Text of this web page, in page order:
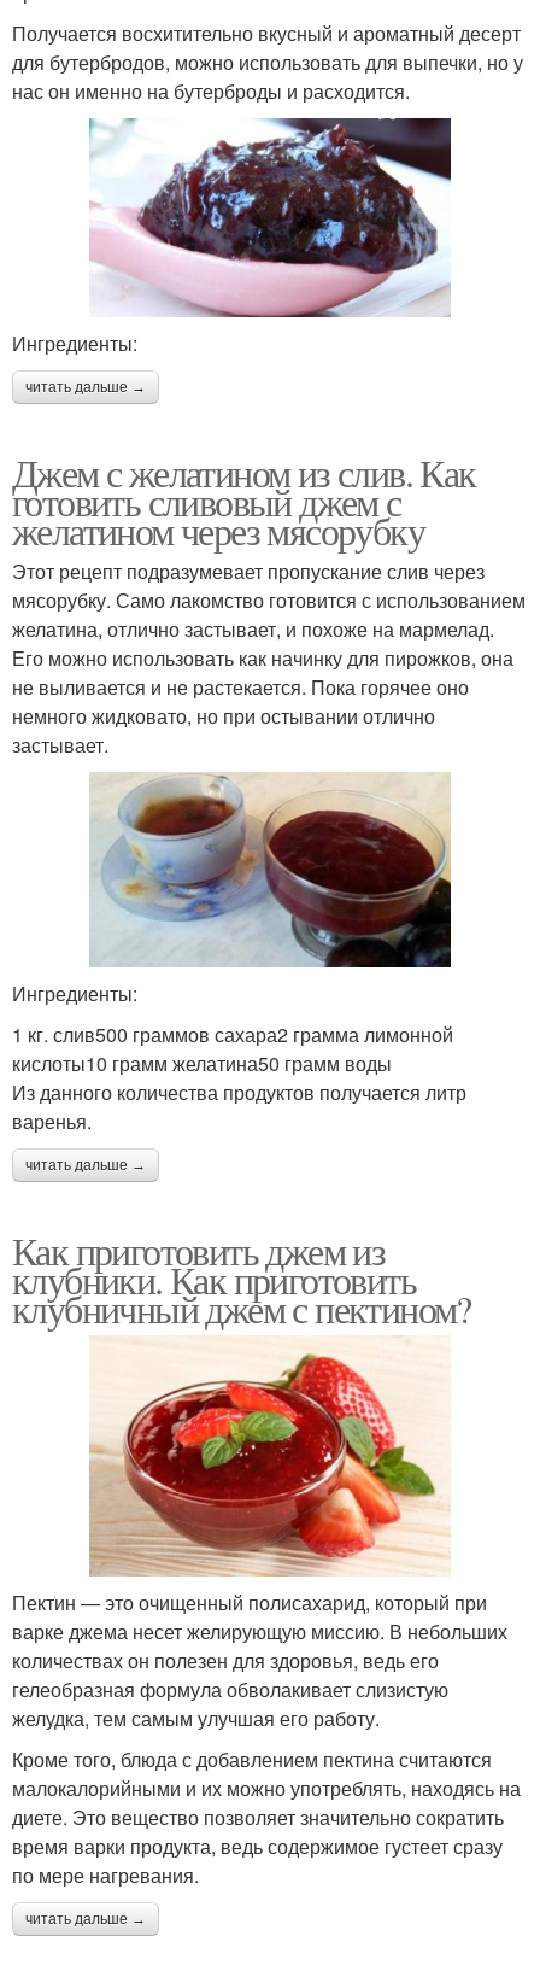
Получается восхитительно вкусный и ароматный десерт
для бутербродов, можно использовать для выпечки, но у
нас он именно на бутерброды и расходится.
Ингредиенты:
читать дальше →
Джем с желатином из слив. Как
готовить сливовый джем с
желатином через мясорубку
Этот рецепт подразумевает пропускание слив через
мясорубку. Само лакомство готовится с использованием
желатина, отлично застывает, и похоже на мармелад.
Его можно использовать как начинку для пирожков, она
не выливается и не растекается. Пока горячее оно
немного жидковато, но при остывании отлично
застывает.
Ингредиенты:
1 кг. слив500 граммов сахара2 грамма лимонной
кислоты10 грамм желатина50 грамм воды
Из данного количества продуктов получается литр
варенья.
читать дальше →
Как приготовить джем из
клубники. Как приготовить
клубничный джем с пектином?
Пектин — это очищенный полисахарид, который при
варке джема несет желирующую миссию. В небольших
количествах он полезен для здоровья, ведь его
гелеобразная формула обволакивает слизистую
желудка, тем самым улучшая его работу.
Кроме того, блюда с добавлением пектина считаются
малокалорийными и их можно употреблять, находясь на
диете. Это вещество позволяет значительно сократить
время варки продукта, ведь содержимое густеет сразу
по мере нагревания.
читать дальше →